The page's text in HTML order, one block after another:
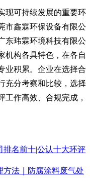
现可持续发展的重要环
市鑫霖环保设备有限公
东玮霖环境科技有限公
机构各具特色，在各自
业积累。企业在选择合
充分考察和比较，选择
作高效、合规完成，
排名前十|公认十大环评
方法｜防腐涂料废气处